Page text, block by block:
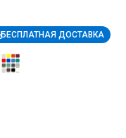
БЕСПЛАТНАЯ ДОСТАВКА